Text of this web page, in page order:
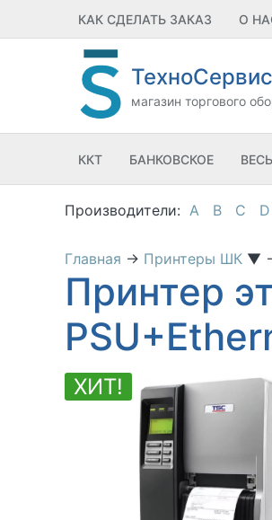
КАК СДЕЛАТЬ ЗАКАЗ О
ТехноСервис
магазин торгового
ККТ БАНКОВСКОЕ
A B C D
Главная → Принтеры ШК ▼
Принтер
ХИТ!